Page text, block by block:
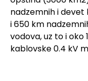
nadzemnih i devet
i 650 km
vodova, uz to i oko
kablovske 0.4 kV